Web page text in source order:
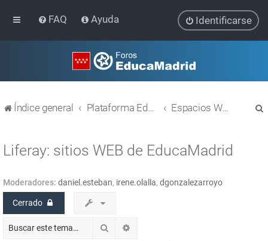
FAQ Ayuda Identificarse
Índice general Plataforma Educativa EducaMadrid Espacios WEB con Liferay
Liferay: sitios WEB de EducaMadrid
Moderadores: daniel.esteban, irene.olalla, dgonzalezarroyo
Cerrado
Buscar